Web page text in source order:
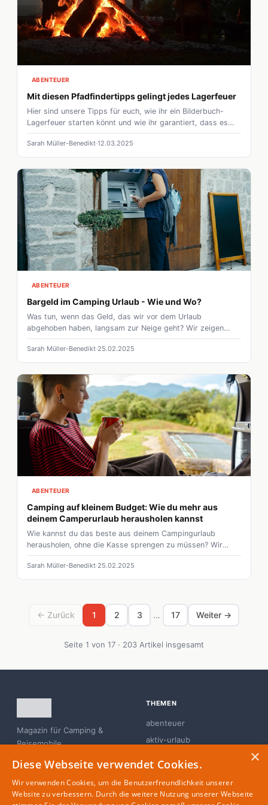
ABENTEUER
Mit diesen Pfadfindertipps gelingt jedes Lagerfeuer
Hier sind unsere Tipps für euch, wie ihr ein Bilderbuch-
Lagerfeuer starten könnt und wie ihr garantiert, dass es
eure Umwelt nicht gefährdet.
Sarah Müller-Benedikt 12.03.2025
ABENTEUER
Bargeld im Camping Urlaub - Wie und Wo?
Was tun, wenn das Geld, das wir vor dem Urlaub
abgehoben haben, langsam zur Neige geht? Wir zeigen
euch, wie ihr im Urlaub Geld abgeben könnt und worauf ihr
achten müsst!
Sarah Müller-Benedikt 25.02.2025
ABENTEUER
Camping auf kleinem Budget: Wie du mehr aus
deinem Camperurlaub herausholen kannst
Wie kannst du das beste aus deinem Campingurlaub
herausholen, ohne die Kasse sprengen zu müssen? Wir
geben Tipps!
Sarah Müller-Benedikt 25.02.2025
← Zurück 1 2 3 … 17 Weiter →
Seite 1 von 17 · 203 Artikel insgesamt
Magazin für Camping &
Reisemobile
THEMEN
abenteuer
aktiv-urlaub
familie
×
Diese Webseite verwendet Cookies.
Wir verwenden Cookies, um die Benutzerfreundlichkeit unserer
Website zu verbessern. Durch die weitere Nutzung unserer Webseite